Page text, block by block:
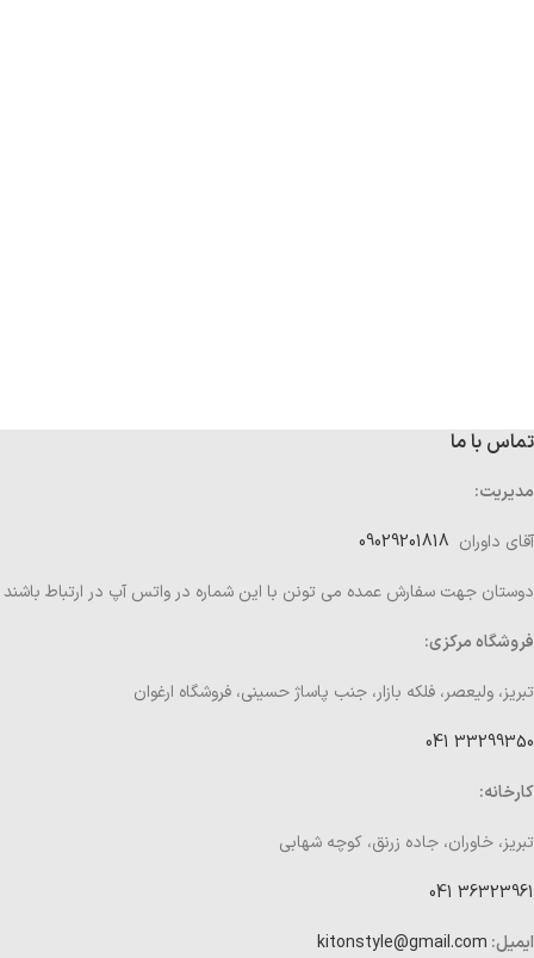
تماس با ما
مدیریت:
آقای داوران
دوستان جهت سفارش عمده می تونن با این شماره در واتس آپ در ارتباط باشند
فروشگاه مرکزی:
تبریز، ولیعصر، فلکه بازار، جنب پاساژ حسینی، فروشگاه ارغوان
33299350 041
کارخانه:
تبریز، خاوران، جاده زرنق، کوچه شهابی
36323961 041
ایمیل: kitonstyle@gmail.com